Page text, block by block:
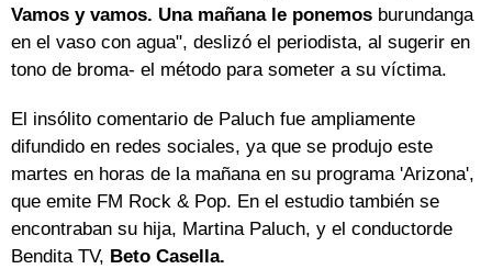
Vamos y vamos. Una mañana le ponemos burundanga
en el vaso con agua", deslizó el periodista, al sugerir en
tono de broma- el método para someter a su víctima.
El insólito comentario de Paluch fue ampliamente
difundido en redes sociales, ya que se produjo este
martes en horas de la mañana en su programa 'Arizona',
que emite FM Rock & Pop. En el estudio también se
encontraban su hija, Martina Paluch, y el conductorde
Bendita TV, Beto Casella.